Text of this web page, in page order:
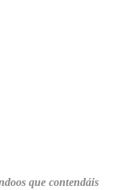
que contendáis